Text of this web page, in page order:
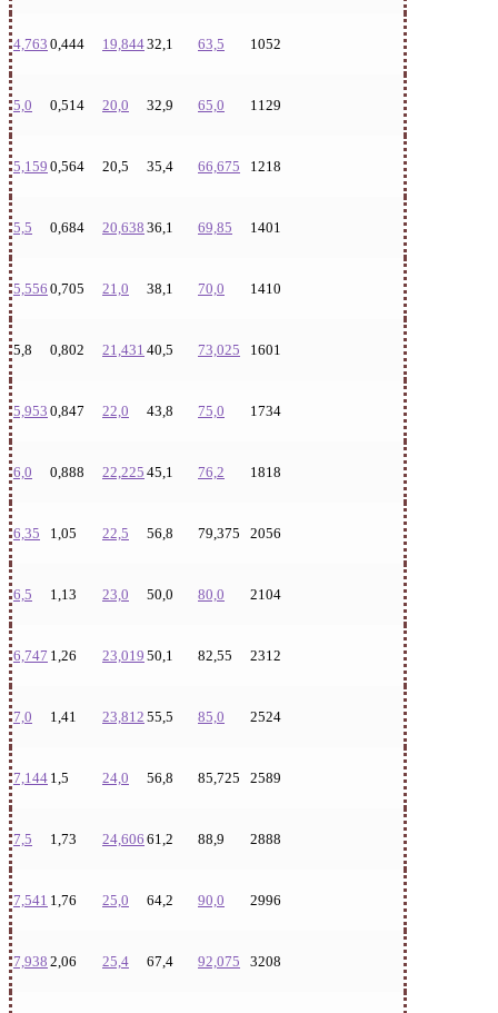
4,763 0,444 19,84432,1 63,5 1052
5,0 0,514 20,0 32,9 65,0 1129
5,159 0,564 20,5 35,4 66,675 1218
5,5 0,684 20,638 36,1 69,85 1401
5,556 0,705 21,0 38,1 70,0 1410
5,8 0,802 21,431 40,5 73,025 1601
5,953 0,847 22,0 43,8 75,0 1734
6,0 0,888 22,225 45,1 76,2 1818
6,35 1,05 22,5 56,8 79,375 2056
6,5 1,13 23,0 50,0 80,0 2104
6,747 1,26 23,019 50,1 82,55 2312
7,0 1,41 23,812 55,5 85,0 2524
7,144 1,5 24,0 56,8 85,725 2589
7,5 1,73 24,606 61,2 88,9 2888
7,541 1,76 25,0 64,2 90,0 2996
7,938 2,06 25,4 67,4 92,075 3208